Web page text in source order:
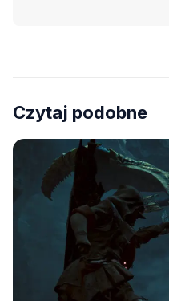
Czytaj podobne